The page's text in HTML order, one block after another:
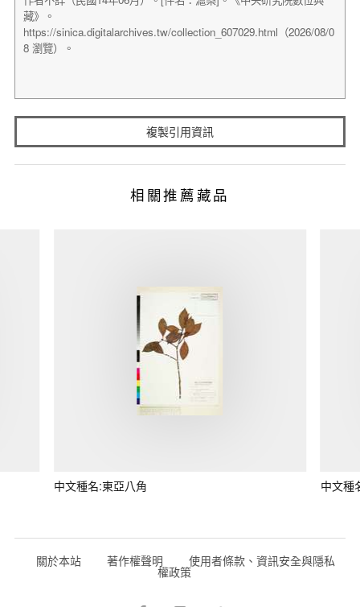
複製引用資訊
相關推薦藏品
中文種名:東亞八角 中文種
關於本站 著作權聲明 使用者條款、資訊安全與隱私
權政策